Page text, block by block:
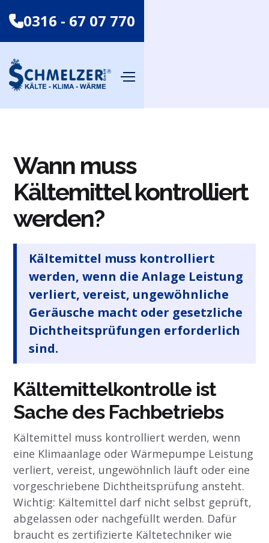
0316 - 67 07 770
Wann muss
Kältemittel kontrolliert
werden?
Kältemittel muss kontrolliert
werden, wenn die Anlage Leistung
verliert, vereist, ungewöhnliche
Geräusche macht oder gesetzliche
Dichtheitsprüfungen erforderlich
sind.
Kältemittelkontrolle ist
Sache des Fachbetriebs
Kältemittel muss kontrolliert werden, wenn
eine Klimaanlage oder Wärmepumpe Leistung
verliert, vereist, ungewöhnlich läuft oder eine
vorgeschriebene Dichtheitsprüfung ansteht.
Wichtig: Kältemittel darf nicht selbst geprüft,
abgelassen oder nachgefüllt werden. Dafür
braucht es zertifizierte Kältetechniker wie